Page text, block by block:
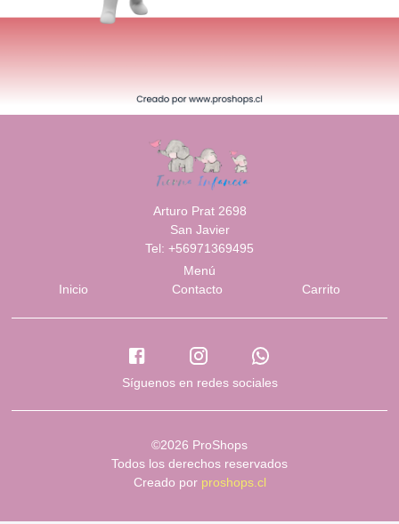
Arturo Prat 2698
San Javier
Tel: +56971369495
Menú
Inicio
Contacto Carrito
Síguenos en redes sociales
©2026 ProShops
Todos los derechos reservados
Creado por proshops.cl